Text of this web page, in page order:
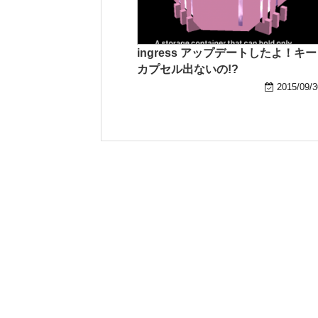
ingress アップデートしたよ！キー
カプセル出ないの!?
2015/09/